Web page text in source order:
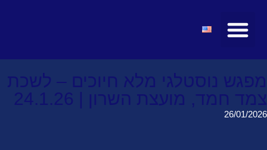
מפגש נוסטלגי מלא חיוכים – לשכת
צמד חמד, מועצת השרון | 24.1.26
26/01/2026